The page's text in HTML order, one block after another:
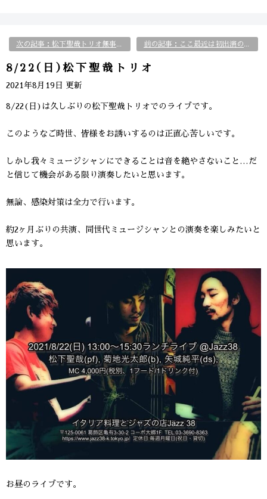
次の記事：松下聖哉トリオ無事終演 前の記事：ここ最近は初出演のお店がいくつか
8/22(日)松下聖哉トリオ
2021年8月19日 更新
8/22(日)は久しぶりの松下聖哉トリオでのライブです。
このようなご時世、皆様をお誘いするのは正直心苦しいです。
しかし我々ミュージシャンにできることは音を絶やさないこと…だ
と信じて機会がある限り演奏したいと思います。
無論、感染対策は全力で行います。
約2ヶ月ぶりの共演、同世代ミュージシャンとの演奏を楽しみたいと
思います。
お昼のライブです。